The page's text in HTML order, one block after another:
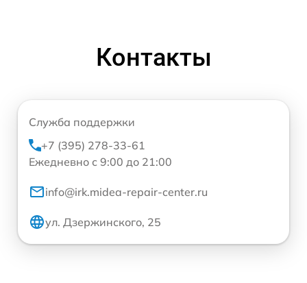
Контакты
Служба поддержки
+7 (395) 278-33-61
Ежедневно с 9:00 до 21:00
info@irk.midea-repair-center.ru
ул. Дзержинского, 25